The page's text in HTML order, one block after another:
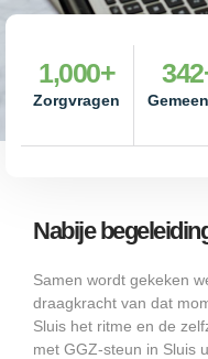
Zorgvragen
1,000+ 342
Nabije
Samen wordt gekeken
draagkracht van dat
Sluis het ritme en de
met GGZ-steun in Sluis